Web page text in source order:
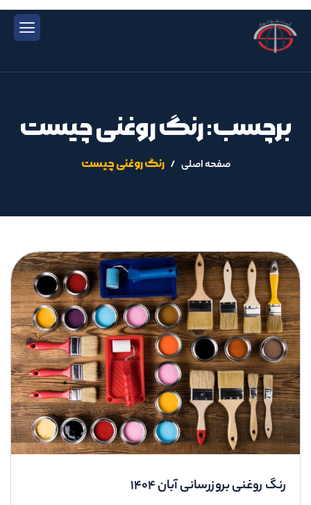
برچسب: رنگ روغنی چیست
صفحه اصلی رنگ روغنی چیست
رنگ روغنی بروزرسانی آبان 1404